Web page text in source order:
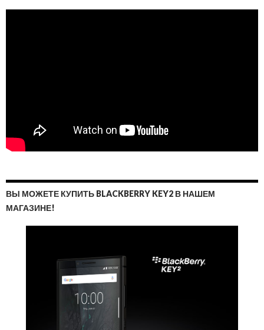
ВЫ МОЖЕТЕ КУПИТЬ BLACKBERRY KEY2 В НАШЕМ
МАГАЗИНЕ!